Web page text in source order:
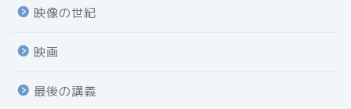
映像の世紀
映画
最後の講義